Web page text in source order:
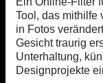
Tool, das mithilfe
in Fotos
Gesicht traurig
Unterhaltung,
Designprojekte